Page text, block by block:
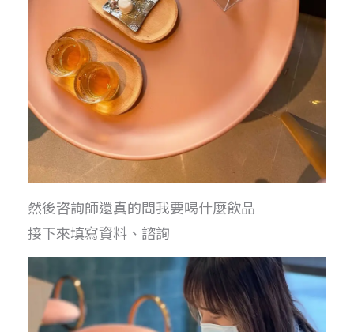
然後咨詢師還真的問我要喝什麼飲品
接下來填寫資料、諮詢